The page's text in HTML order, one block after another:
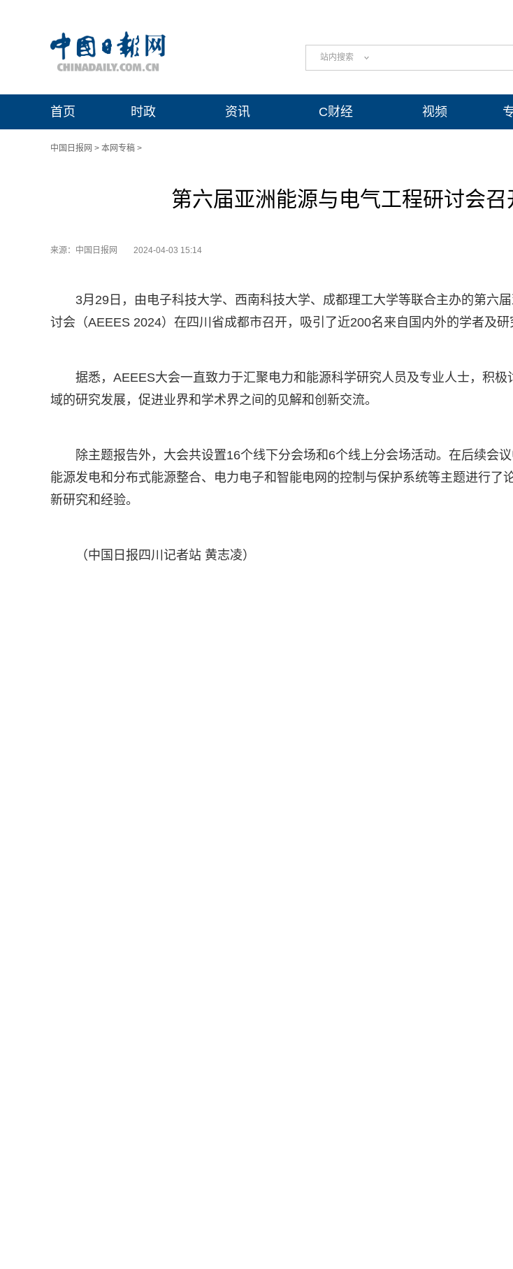
站内搜索
首页 时政 资讯 C财经 视频
中国日报网 > 本网专稿 >
第六届亚洲能源与电气工程研讨会召
来源：中国日报网 2024-04-03 15:14
3月29日，由电子科技大学、西南科技大学、成都理工大学等联合主办的第六
讨会（AEEES 2024）在四川省成都市召开，吸引了近200名来自国内外的学者及研
据悉，AEEES大会一直致力于汇聚电力和能源科学研究人员及专业人士，积极
域的研究发展，促进业界和学术界之间的见解和创新交流。
除主题报告外，大会共设置16个线下分会场和6个线上分会场活动。在后续会
能源发电和分布式能源整合、电力电子和智能电网的控制与保护系统等主题进行了
新研究和经验。
（中国日报四川记者站 黄志凌）